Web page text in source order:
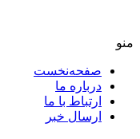
صفحه‌نخست
درباره ما
ارتباط با ما
ارسال خبر